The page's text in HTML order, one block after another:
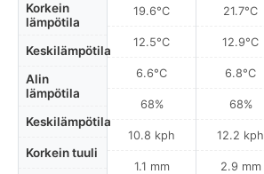
Korkein
lämpötila
Keskilämpötila
Alin
lämpötila
Keskilämpötila
Korkein tuuli
19.6°C
12.5°C
6.6°C
68%
10.8 kph
1.1 mm
21.7°C
12.9°C
6.8°C
68%
12.2 kph
2.9 mm